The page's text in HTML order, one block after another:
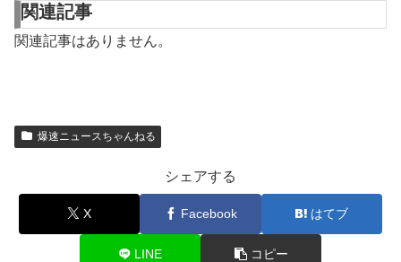
関連記事
関連記事はありません。
爆速ニュースちゃんねる
シェアする
X Facebook はてブ
LINE コピー